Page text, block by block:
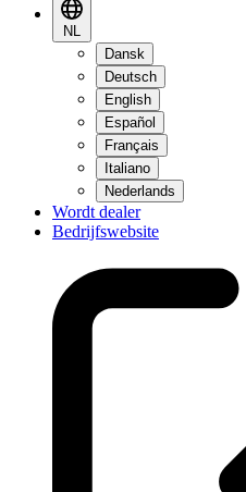
NL
Dansk
Deutsch
English
Español
Français
Italiano
Nederlands
Wordt dealer
Bedrijfswebsite